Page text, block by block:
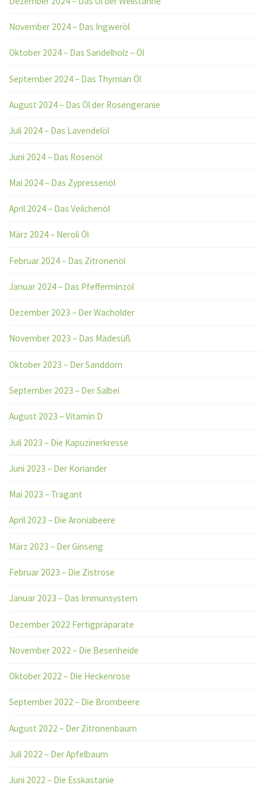
November 2024 – Das Ingweröl
Oktober 2024 – Das Sandelholz – Öl
September 2024 – Das Thymian Öl
August 2024 – Das Öl der Rosengeranie
Juli 2024 – Das Lavendelöl
Juni 2024 – Das Rosenöl
Mai 2024 – Das Zypressenöl
April 2024 – Das Veilchenöl
März 2024 – Neroli Öl
Februar 2024 – Das Zitronenöl
Januar 2024 – Das Pfefferminzöl
Dezember 2023 – Der Wacholder
November 2023 – Das Mädesüß
Oktober 2023 – Der Sanddorn
September 2023 – Der Salbei
August 2023 – Vitamin D
Juli 2023 – Die Kapuzinerkresse
Juni 2023 – Der Koriander
Mai 2023 – Tragant
April 2023 – Die Aroniabeere
März 2023 – Der Ginseng
Februar 2023 – Die Zistrose
Januar 2023 – Das Immunsystem
Dezember 2022 Fertigpräparate
November 2022 – Die Besenheide
Oktober 2022 – Die Heckenrose
September 2022 – Die Brombeere
August 2022 – Der Zitronenbaum
Juli 2022 – Der Apfelbaum
Juni 2022 – Die Esskastanie